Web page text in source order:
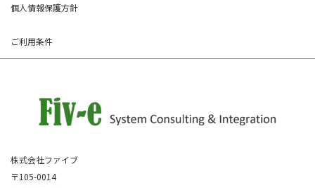
個人情報保護方針
ご利用条件
株式会社ファイブ
〒105-0014